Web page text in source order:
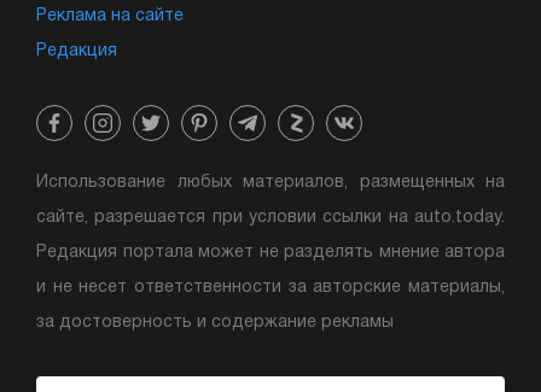
Реклама на сайте
Редакция
Использование любых материалов, размещенных на
сайте, разрешается при условии ссылки на auto.today.
Редакция портала может не разделять мнение автора
и не несет ответственности за авторские материалы,
за достоверность и содержание рекламы